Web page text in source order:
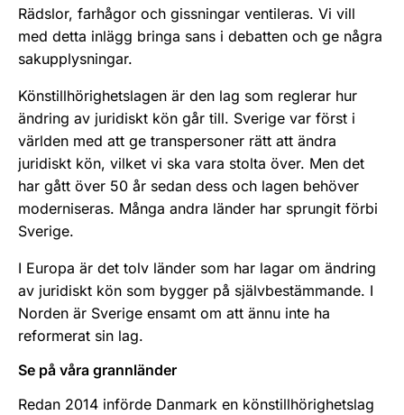
Rädslor, farhågor och gissningar ventileras. Vi vill
med detta inlägg bringa sans i debatten och ge några
sakupplysningar.
Könstillhörighetslagen är den lag som reglerar hur
ändring av juridiskt kön går till. Sverige var först i
världen med att ge transpersoner rätt att ändra
juridiskt kön, vilket vi ska vara stolta över. Men det
har gått över 50 år sedan dess och lagen behöver
moderniseras. Många andra länder har sprungit förbi
Sverige.
I Europa är det tolv länder som har lagar om ändring
av juridiskt kön som bygger på självbestämmande. I
Norden är Sverige ensamt om att ännu inte ha
reformerat sin lag.
Se på våra grannländer
Redan 2014 införde Danmark en könstillhörighetslag